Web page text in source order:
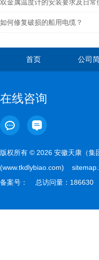
如何修复破损的船用电缆？
首页 公司
在线咨询
版权所有 © 2026 安徽天康（集
(www.tkdlybiao.com)
备案号：
总访问量：186630